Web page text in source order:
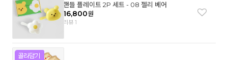
핸들 플레이트 2P 세트 - 08 젤리 베어
16,800원
리뷰 1